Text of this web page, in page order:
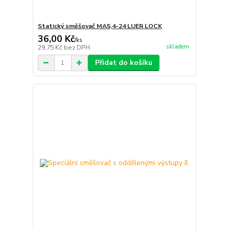
Statický směšovač MA5,4-24 LUER LOCK
36,00 Kč/ks
29,75 Kč bez DPH skladem
Přidat do košíku